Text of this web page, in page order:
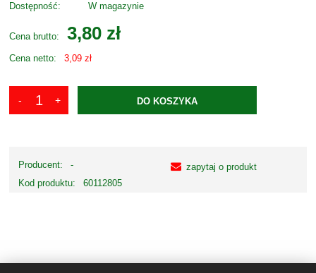
Dostępność: W magazynie
Cena brutto: 3,80 zł
Cena netto: 3,09 zł
DO KOSZYKA
Producent:
-
Kod produktu:
60112805
zapytaj o produkt